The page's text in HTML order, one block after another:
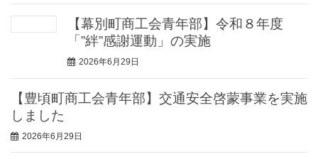
【幕別町商工会青年部】令和８年度
「”絆”感謝運動」の実施
2026年6月29日
【豊頃町商工会青年部】交通安全啓蒙事業を実施
しました
2026年6月29日